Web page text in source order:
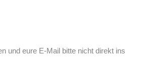
und eure E-Mail bitte nicht direkt ins